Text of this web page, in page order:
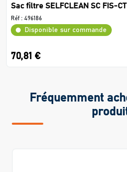
Sac filtre SELFCLEAN SC FIS-
Réf : 496186
Disponible sur commande
70,81 €
Fréquemment